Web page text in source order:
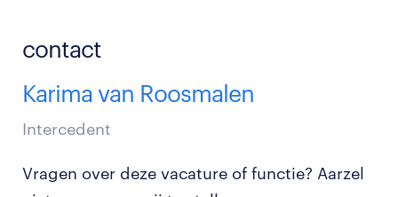
contact
Karima van Roosmalen
Intercedent
Vragen over deze vacature of functie? Aarzel